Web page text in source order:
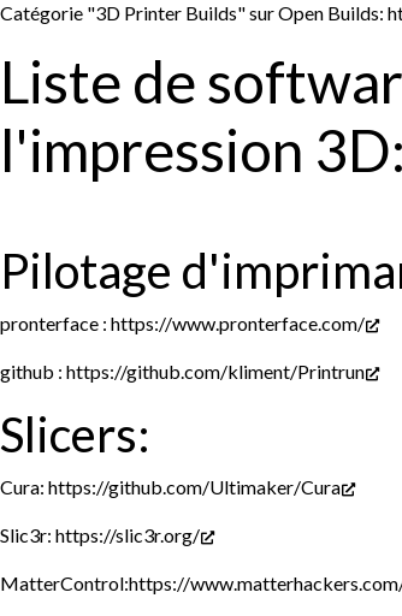
Catégorie "3D Printer Builds" sur Open Builds:
Liste de
l'impression 3D:
Pilotage
pronterface : https://www.pronterface.com/
github : https://github.com/kliment/Printrun
Slicers:
Cura: https://github.com/Ultimaker/Cura
Slic3r: https://slic3r.org/
MatterControl:https://